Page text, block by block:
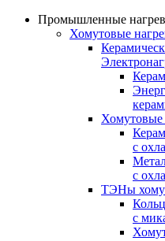
Промышленные
Хомутовые
Хомутовые
с
с
ТЭНы
с